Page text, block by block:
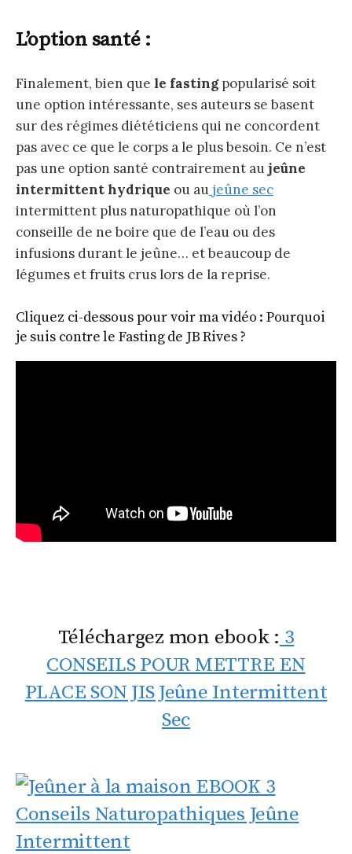
L’option santé :
Finalement, bien que le fastingpopularisé soit
une option intéressante, ses auteurs se basent
sur des régimes diététiciens qui ne concordent
pas avec ce que le corps a le plus besoin. Ce n’est
pas une option santé contrairement aujeûne
intermittent hydrique ou au jeûne sec
intermittent plus naturopathique où l’on
conseille de ne boire que de l’eau ou des
infusions durant le jeûne… et beaucoup de
légumes et fruits crus lors de la reprise.
Cliquez ci-dessous pour voir ma vidéo : Pourquoi
je suis contre le Fasting de JB Rives ?
Téléchargez mon ebook : 3
CONSEILS POUR METTRE EN
PLACE SON JIS Jeûne Intermittent
Sec